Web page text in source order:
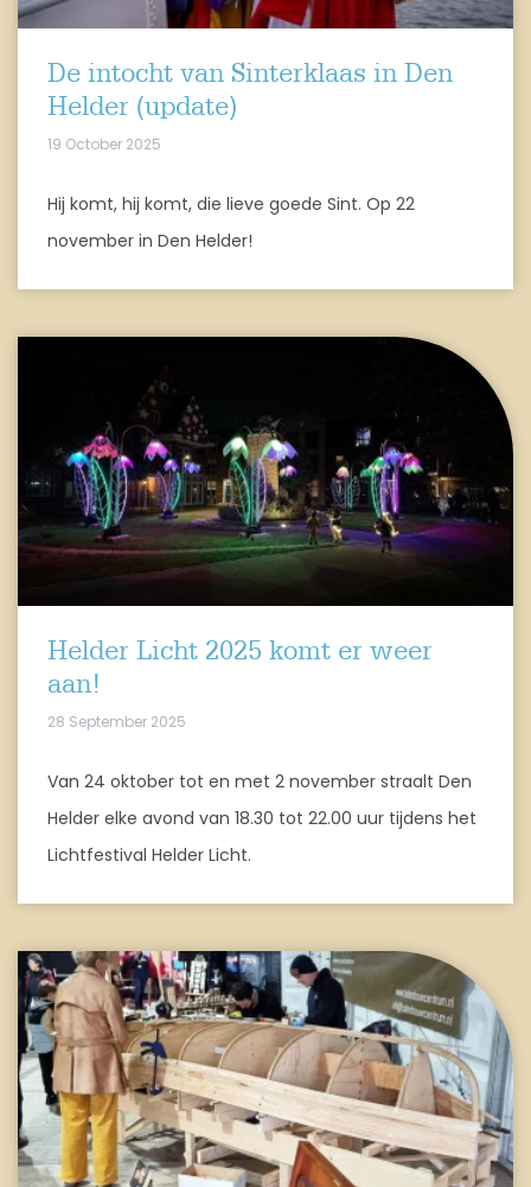
De intocht van Sinterklaas in Den
Helder (update)
19 October 2025
Hij komt, hij komt, die lieve goede Sint. Op 22
november in Den Helder!
Helder Licht 2025 komt er weer
aan!
28 September 2025
Van 24 oktober tot en met 2 november straalt Den
Helder elke avond van 18.30 tot 22.00 uur tijdens het
Lichtfestival Helder Licht.